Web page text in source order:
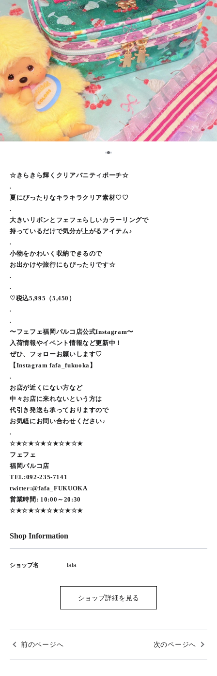
12
☆きらきら輝くクリアバニティポーチ☆
.
夏にぴったりなキラキラクリア素材♡♡
.
大きいリボンとフェフェらしいカラーリングで
持っているだけで気分が上がるアイテム♪
.
小物をかわいく収納できるので
お出かけや旅行にもぴったりです☆
.
.
♡税込5,995（5,450）
.
.
〜フェフェ福岡パルコ店公式Instagram〜
入荷情報やイベント情報など更新中！
ぜひ、フォローお願いします♡
【Instagram fafa_fukuoka】
.
お店が近くにない方など
中々お店に来れないという方は
代引き発送も承っておりますので
お気軽にお問い合わせください♪
.
☆★☆★☆★☆★☆★☆★
フェフェ
福岡パルコ店
TEL:092-235-7141
twitter:@fafa_FUKUOKA
営業時間: 10:00～20:30
☆★☆★☆★☆★☆★☆★
Shop Information
ショップ名 fafa
ショップ詳細を見る
前のページへ 次のページへ